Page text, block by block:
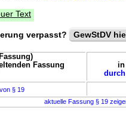
Text
verpasst? GewStDV
Fassung
in
durch
§ 19
aktuelle Fassung § 19